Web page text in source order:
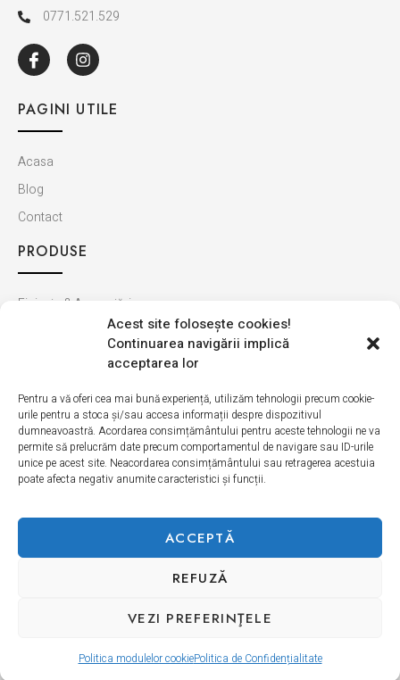
Acest site foloseşte cookies!
Continuarea navigării implică
acceptarea lor
Pentru a vă oferi cea mai bună experiență, utilizăm tehnologii precum cookie-
urile pentru a stoca și/sau accesa informații despre dispozitivul
dumneavoastră. Acordarea consimțământului pentru aceste tehnologii ne va
permite să prelucrăm date precum comportamentul de navigare sau ID-urile
unice pe acest site. Neacordarea consimțământului sau retragerea acestuia
poate afecta negativ anumite caracteristici și funcții.
ACCEPTĂ
REFUZĂ
VEZI PREFERINŢELE
Politica modulelor cookiePolitica de Confidențialitate
0771.521.529
PAGINI UTILE
Acasa
Blog
Contact
PRODUSE
Finisaje & Amenajări
Baie & Bucătărie
Montaj & Materiale
INFORMAȚII
Cum cumpăr
Politică de Confidențialitate
Politica modulelor cookie